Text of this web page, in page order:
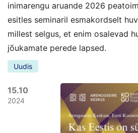
inimarengu aruande 2026
esitles seminaril esmakordselt
millest selgus, et enim osalevad
jõukamate perede lapsed.
Uudis
15.10
2024